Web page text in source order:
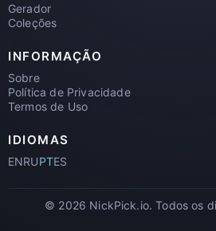
Gerador
Coleções
INFORMAÇÃO
Sobre
Política de Privacidade
Termos de Uso
IDIOMAS
ENRUPTES
© 2026 NickPick.io. Todos os